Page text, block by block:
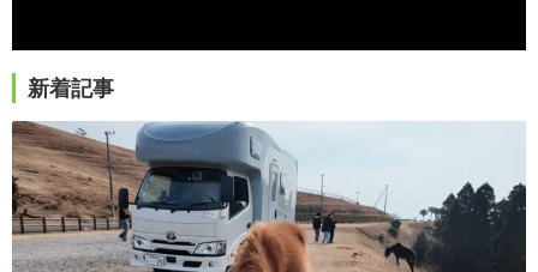
新着記事